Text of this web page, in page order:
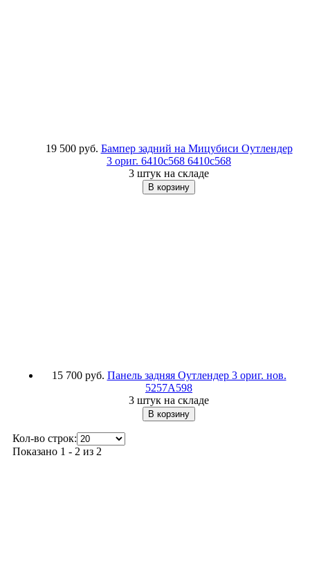
19 500 руб. Бампер задний на Мицубиси Оутлендер
3 ориг. 6410c568 6410c568
3 штук на складе
15 700 руб. Панель задняя Оутлендер 3 ориг. нов.
5257A598
3 штук на складе
Кол-во строк:
Показано 1 - 2 из 2